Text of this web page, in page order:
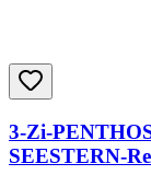
3-Zi-
SEESTERN-